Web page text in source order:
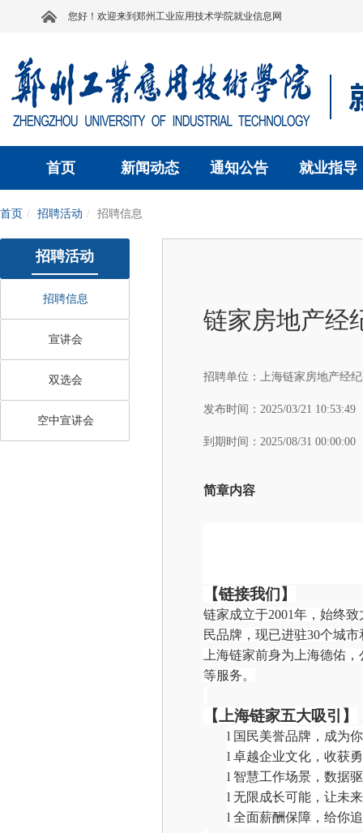
您好！欢迎来到郑州工业应用技术学院就业信息网
首页 新闻动态 通知公告 就业指导
首页 招聘活动 招聘信息
招聘活动
招聘信息
宣讲会
双选会
空中宣讲会
链家房地产经
招聘单位： 上海链家房地产经
发布时间： 2025/03/21 10:53:49
到期时间： 2025/08/31 00:00:00
简章内容
【链接我们】
链家成立于2001年，始终
民品牌，现已进驻30个城市
上海链家前身为上海德佑
等服务。
【上海链家五大吸引】
l 国民美誉品牌，成为
l 卓越企业文化，收获
l 智慧工作场景，数据
l 无限成长可能，让未
l 全面薪酬保障，给你